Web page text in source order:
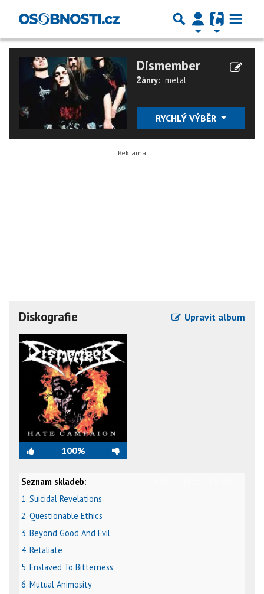
Dismember
Žánry: metal
RYCHLÝ VÝBĚR
Diskografie Upravit album
100%
Seznam skladeb:
1. Suicidal Revelations
2. Questionable Ethics
3. Beyond Good And Evil
4. Retaliate
5. Enslaved To Bitterness
6. Mutual Animosity